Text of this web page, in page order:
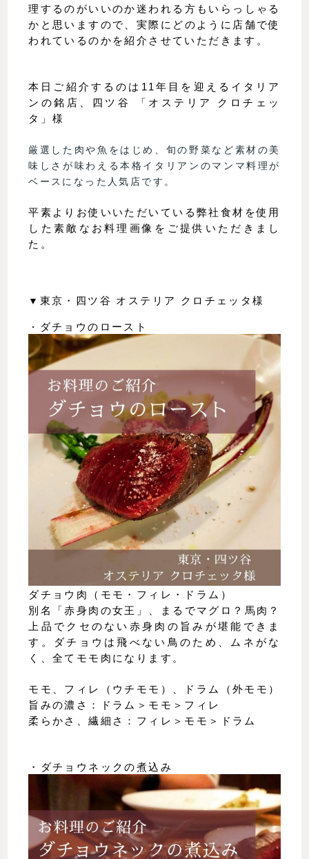
理するのがいいのか迷われる方もいらっしゃる
かと思いますので、実際にどのように店舗で使
われているのかを紹介させていただきます。
本日ご紹介するのは11年目を迎えるイタリア
ンの銘店、四ツ谷 「オステリア クロチェッ
タ」様
厳選した肉や魚をはじめ、旬の野菜など素材の美
味しさが味わえる本格イタリアンのマンマ料理が
ベースになった人気店です。
平素よりお使いいただいている弊社食材を使用
した素敵なお料理画像をご提供いただきまし
た。
▼ 東京・四ツ谷 オステリア クロチェッタ様
・ ダチョウのロースト
ダチョウ肉（モモ・フィレ・ドラム）
別名「赤身肉の女王」、まるでマグロ？馬肉？
上品でクセのない赤身肉の旨みが堪能できま
す。ダチョウは飛べない鳥のため、ムネがな
く、全てモモ肉になります。
モモ、フィレ（ウチモモ）、ドラム（外モモ）
旨みの濃さ：ドラム＞モモ＞フィレ
柔らかさ、繊細さ：フィレ＞モモ＞ドラム
・ダチョウネックの煮込み